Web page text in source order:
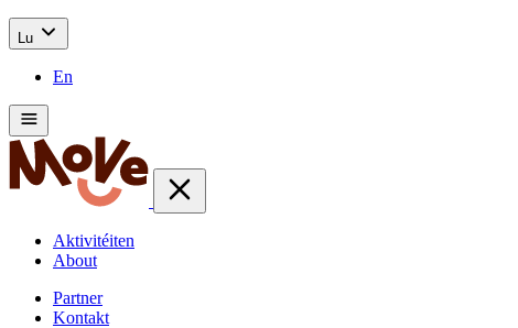
Lu
En
Aktivitéiten
About
Partner
Kontakt